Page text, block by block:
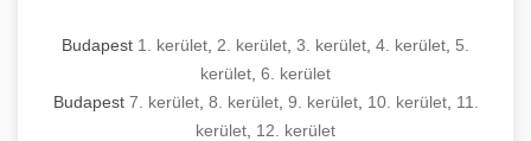
Budapest 1. kerület 2. kerület 3. kerület 4. kerület 5.
kerület 6. kerület
Budapest 7. kerület, 8. kerület, 9. kerület, 10. kerület, 11.
kerület 12. kerület